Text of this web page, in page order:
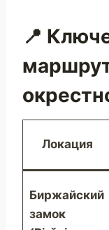
📍
Локация
Биржайский
замок